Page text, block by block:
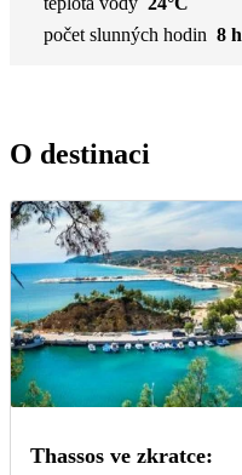
počet slunných hodin 8 h
O destinaci
Thassos ve zkratce: